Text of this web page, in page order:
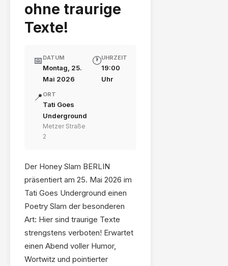
ohne traurige
Texte!
📅 DATUM
Montag, 25.
Mai 2026
🕐UHRZEIT
19:00
Uhr
📍 ORT
Tati Goes
Underground
Metzer Straße
2
Der Honey Slam BERLIN
präsentiert am 25. Mai 2026 im
Tati Goes Underground einen
Poetry Slam der besonderen
Art: Hier sind traurige Texte
strengstens verboten! Erwartet
einen Abend voller Humor,
Wortwitz und pointierter